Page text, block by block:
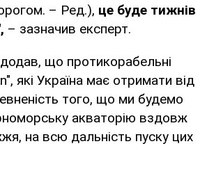
– Ред.), це буде тижнів
– зазначив експерт.
що протикорабельні
які Україна має отримати від
того, що ми будемо
акваторію вздовж
на всю дальність пуску цих